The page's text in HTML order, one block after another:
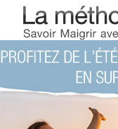
>
talou62